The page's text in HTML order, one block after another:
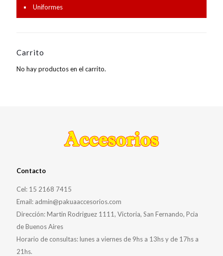
Uniformes
Carrito
No hay productos en el carrito.
Contacto
Cel: 15 2168 7415
Email: admin@pakuaaccesorios.com
Dirección: Martin Rodriguez 1111, Victoria, San Fernando, Pcia
de Buenos Aires
Horario de consultas: lunes a viernes de 9hs a 13hs y de 17hs a
21hs.